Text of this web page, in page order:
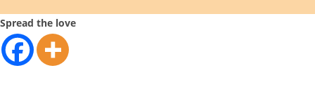
Spread the love